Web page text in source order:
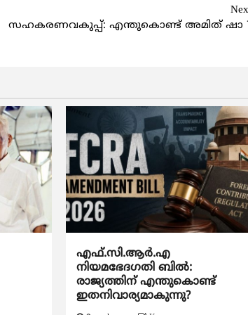
സഹകരണവകുപ്പ്: എന്തുകൊണ്ട് അമിത് ഷാ
എഫ്.സി.ആര്‍.എ
നിയമഭേദഗതി ബില്‍:
രാജ്യത്തിന് എന്തുകൊണ്ട്
ഇതനിവാര്യമാകുന്നു?